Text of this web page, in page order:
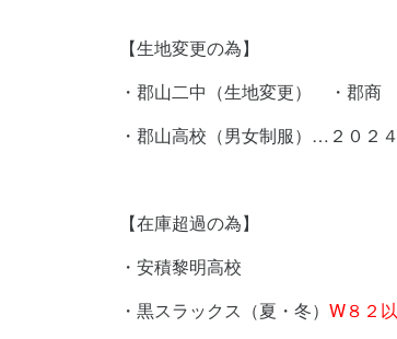
【生地変更の為】
・郡山二中（生地変更） ・郡
・郡山高校（男女制服）…２０２
【在庫超過の為】
・安積黎明高校
・黒スラックス（夏・冬） W８２